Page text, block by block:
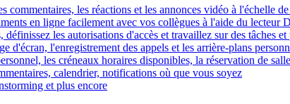
commentaires, les réactions et les annonces vidéo à l'échelle
en ligne facilement avec vos collègues à l'aide du lecteur
les autorisations d'accès et travaillez sur des tâches et
d'écran, l'enregistrement des appels et les arrière-plans
les créneaux horaires disponibles, la réservation de
calendrier, notifications où que vous soyez
et plus encore